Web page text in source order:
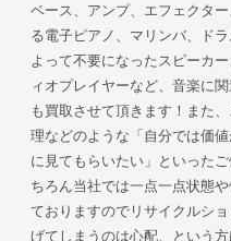
ベース、アンプ、エフェクタ
る電子ピアノ、マリンバ、ド
よって不要になったスピーカ
ィオプレイヤーなど、音楽に
も買取させて頂きます！また
理などのような「自分では価
に見てもらいたい」といった
ちろん当社では一点一点状態
ておりますのでリサイクルシ
げてしまうのは心配、という